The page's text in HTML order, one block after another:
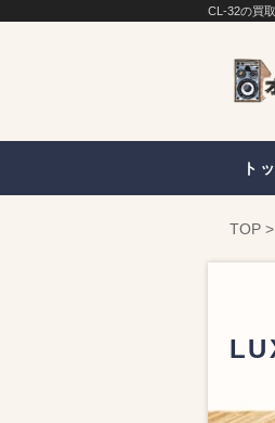
CL-32の買
ト
TOP >